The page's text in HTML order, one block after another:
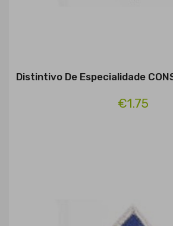
Distintivo De Especialidade
€1.75